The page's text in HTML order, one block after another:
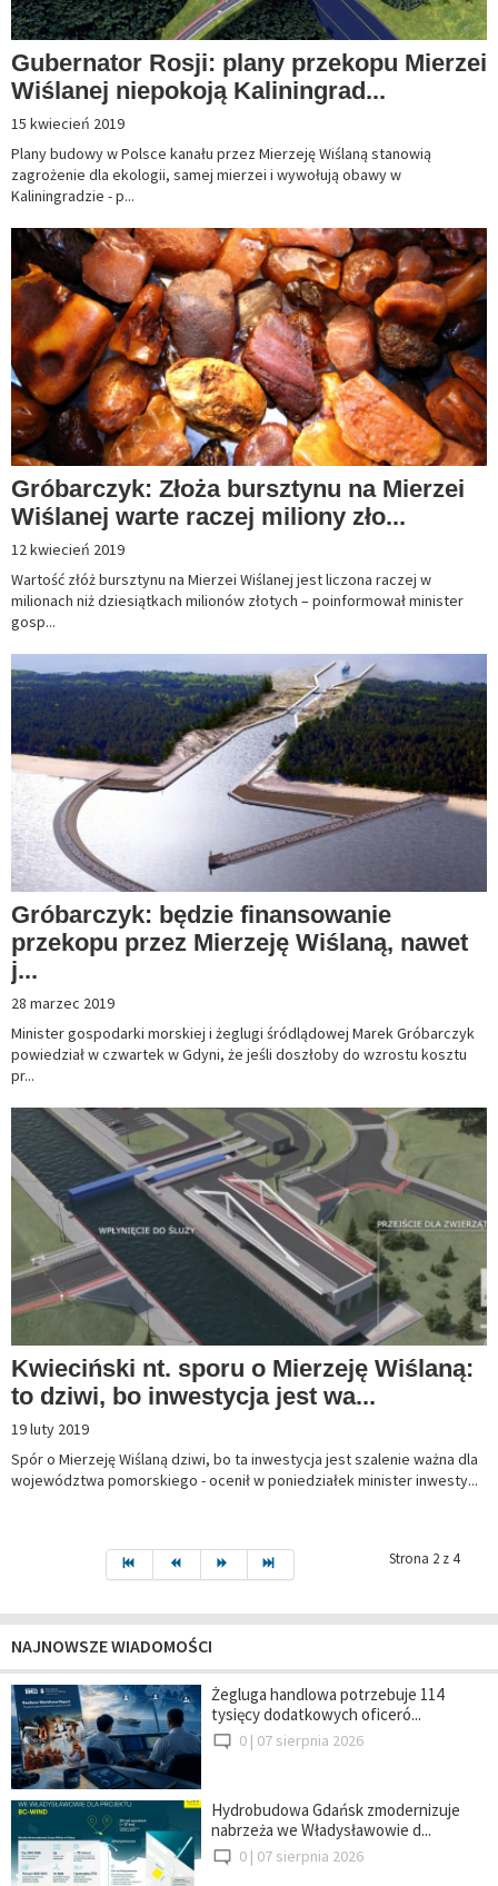
Gubernator Rosji: plany przekopu Mierzei
Wiślanej niepokoją Kaliningrad...
15 kwiecień 2019
Plany budowy w Polsce kanału przez Mierzeję Wiślaną stanowią
zagrożenie dla ekologii, samej mierzei i wywołują obawy w
Kaliningradzie - p...
Gróbarczyk: Złoża bursztynu na Mierzei
Wiślanej warte raczej miliony zło...
12 kwiecień 2019
Wartość złóż bursztynu na Mierzei Wiślanej jest liczona raczej w
milionach niż dziesiątkach milionów złotych – poinformował minister
gosp...
Gróbarczyk: będzie finansowanie
przekopu przez Mierzeję Wiślaną, nawet
j...
28 marzec 2019
Minister gospodarki morskiej i żeglugi śródlądowej Marek Gróbarczyk
powiedział w czwartek w Gdyni, że jeśli doszłoby do wzrostu kosztu
pr...
Kwieciński nt. sporu o Mierzeję Wiślaną:
to dziwi, bo inwestycja jest wa...
19 luty 2019
Spór o Mierzeję Wiślaną dziwi, bo ta inwestycja jest szalenie ważna dla
województwa pomorskiego - ocenił w poniedziałek minister inwesty...
Strona 2 z 4
NAJNOWSZE WIADOMOŚCI
Żegluga handlowa potrzebuje 114
tysięcy dodatkowych oficeró...
0 | 07 sierpnia 2026
Hydrobudowa Gdańsk zmodernizuje
nabrzeża we Władysławowie d...
0 | 07 sierpnia 2026